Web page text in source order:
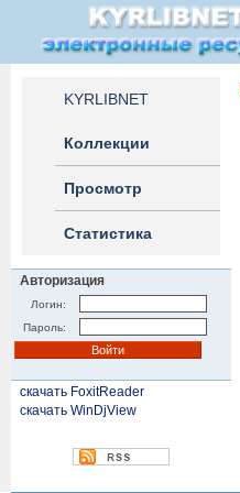
KYRLIBNET
Коллекции
Просмотр
Статистика
Авторизация
Логин:
Пароль:
скачать FoxitReader
скачать WinDjView